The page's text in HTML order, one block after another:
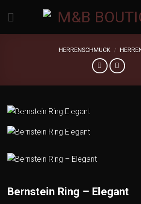
HERRENSCHMUCK /
Bernstein Ring – Elegant